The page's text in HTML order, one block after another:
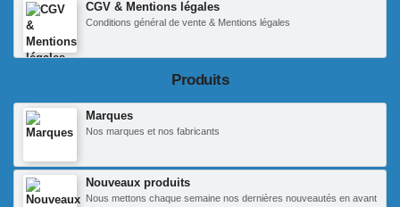
CGV & Mentions légales
Conditions général de vente & Mentions légales
Produits
Marques
Nos marques et nos fabricants
Nouveaux produits
Nous mettons chaque semaine nos dernières nouveautés en avant